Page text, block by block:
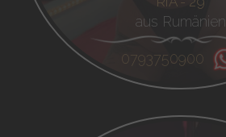
aus Rumänien
0793750900